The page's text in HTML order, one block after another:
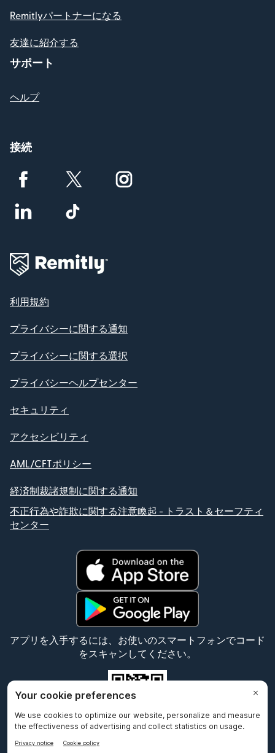
Remitlyパートナーになる
友達に紹介する
サポート
ヘルプ
接続
利用規約
プライバシーに関する通知
プライバシーに関する選択
プライバシーヘルプセンター
セキュリティ
アクセシビリティ
AML/CFTポリシー
経済制裁諸規制に関する通知
不正行為や詐欺に関する注意喚起 - トラスト＆セーフティ
センター
アプリを入手するには、お使いのスマートフォンでコード
をスキャンしてください。